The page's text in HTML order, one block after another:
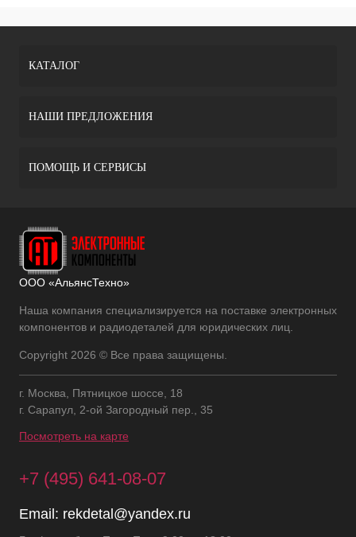
КАТАЛОГ
НАШИ ПРЕДЛОЖЕНИЯ
ПОМОЩЬ И СЕРВИСЫ
ООО «АльянсТехно»
Наша компания специализируется на поставке электронных
компонентов и радиодеталей для юридических лиц.
Copyright 2026 © Все права защищены.
г. Москва, Пятницкое шоссе, 18
г. Сарапул, 2-ой Загородный пер., 35
Посмотреть на карте
+7 (495) 641-08-07
Email: rekdetal@yandex.ru